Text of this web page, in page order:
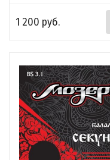
1 200 руб.